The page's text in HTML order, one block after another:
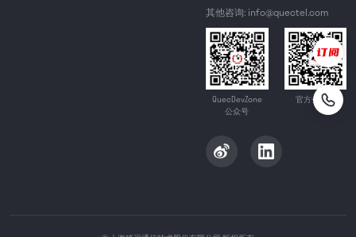
其他咨询: info@quectel.com
QuecDevZone
公众号
官方公众号